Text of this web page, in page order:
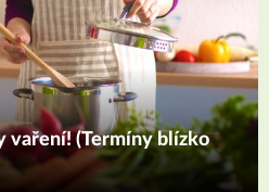
vaření! (Termíny blízko